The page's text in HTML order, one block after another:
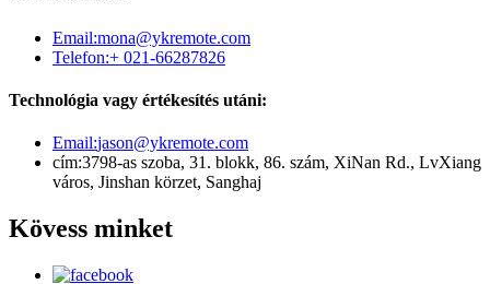
Email:mona@ykremote.com
Telefon:+ 021-66287826
Technológia vagy értékesítés utáni:
Email:jason@ykremote.com
cím:3798-as szoba, 31. blokk, 86. szám, XiNan Rd., LvXiang
város, Jinshan körzet, Sanghaj
Kövess minket